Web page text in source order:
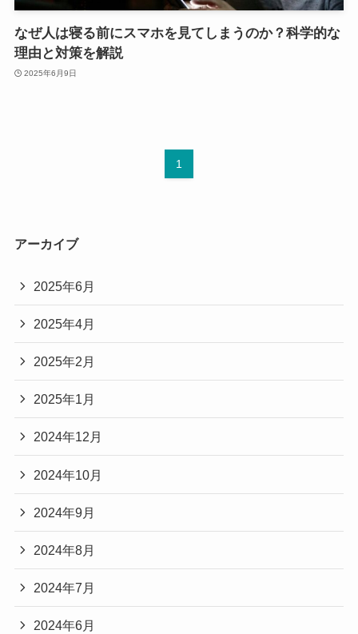
なぜ人は寝る前にスマホを見てしまうのか？科学的な
理由と対策を解説
2025年6月9日
1
アーカイブ
2025年6月
2025年4月
2025年2月
2025年1月
2024年12月
2024年10月
2024年9月
2024年8月
2024年7月
2024年6月